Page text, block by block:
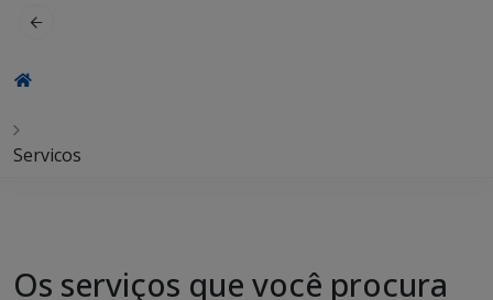
Servicos
Os serviços que você procura